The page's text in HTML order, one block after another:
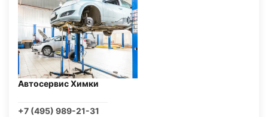
Автосервис Химки
+7 (495) 989-21-31